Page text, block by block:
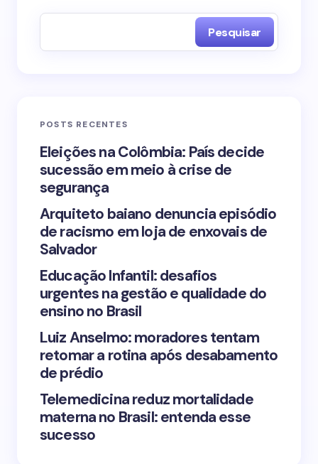
Your Comment *
Save my name and email in this browser for the
Submit Comment
Pesquisar
POSTS RECENTES
Eleições na Colômbia: País decide
sucessão em meio à crise de
segurança
Arquiteto baiano denuncia episódio
de racismo em loja de enxovais de
Salvador
Educação Infantil: desafios
urgentes na gestão e qualidade do
ensino no Brasil
Luiz Anselmo: moradores tentam
retomar a rotina após desabamento
de prédio
Telemedicina reduz mortalidade
materna no Brasil: entenda esse
sucesso